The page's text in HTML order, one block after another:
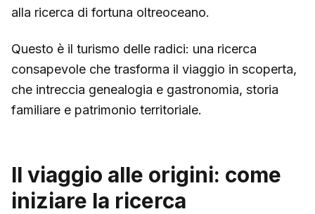
alla ricerca di fortuna oltreoceano.
Questo è il turismo delle radici: una ricerca
consapevole che trasforma il viaggio in scoperta,
che intreccia genealogia e gastronomia, storia
familiare e patrimonio territoriale.
Il viaggio alle origini: come
iniziare la ricerca